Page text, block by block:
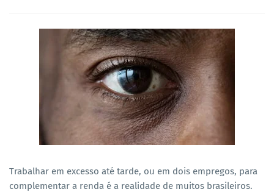
Trabalhar em excesso até tarde, ou em dois empregos, para
complementar a renda é a realidade de muitos brasileiros.